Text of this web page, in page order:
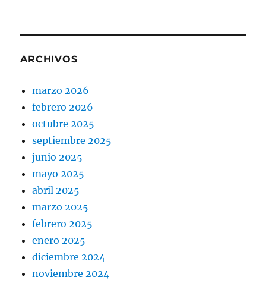
ARCHIVOS
marzo 2026
febrero 2026
octubre 2025
septiembre 2025
junio 2025
mayo 2025
abril 2025
marzo 2025
febrero 2025
enero 2025
diciembre 2024
noviembre 2024